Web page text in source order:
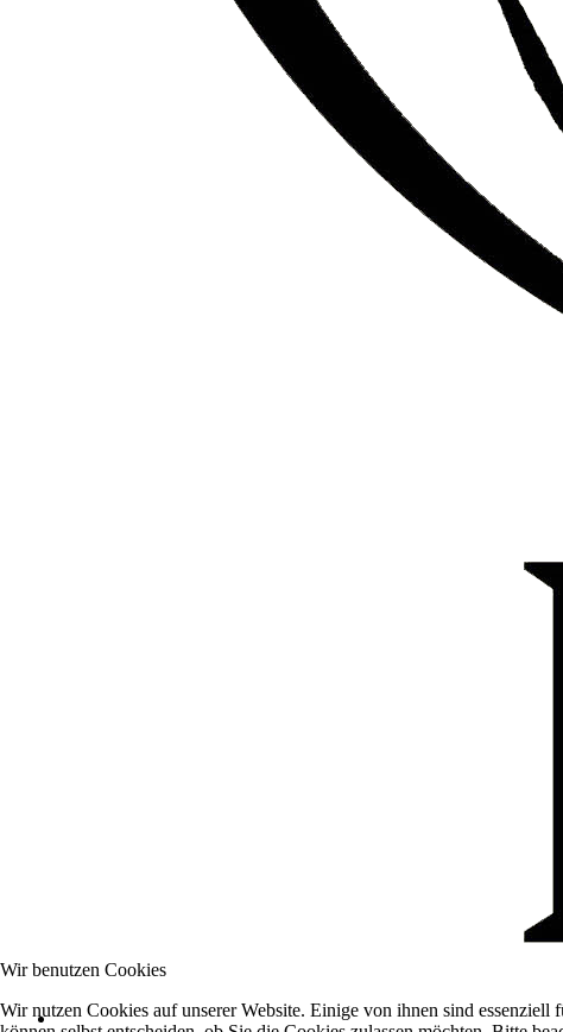
Wir benutzen Cookies
Wir nutzen Cookies auf unserer Website. Einige von ihnen sind